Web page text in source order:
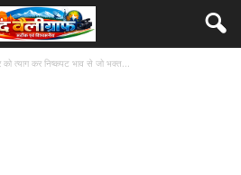
त्याग कर निष्कपट भाव से जो भक्त...